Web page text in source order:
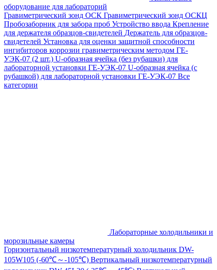
оборудование для лабораторий
Гравиметрический зонд ОСК Гравиметрический зонд ОСКЦ
Пробозаборник для забора проб Устройство ввода Крепление
для держателя образцов-свидетелей Держатель для образцов-
свидетелей Установка для оценки защитной способности
ингибиторов коррозии гравиметрическим методом ГЕ-
УЭК-07 (2 шт.) U-образная ячейка (без рубашки) для
лабораторной установки ГЕ-УЭК-07 U-образная ячейка (с
рубашкой) для лабораторной установки ГЕ-УЭК-07 Все
категории
Лабораторные холодильники и
морозильные камеры
Горизонтальный низкотемпературный холодильник DW-
105W105 (-60℃～-105℃) Вертикальный низкотемпературный